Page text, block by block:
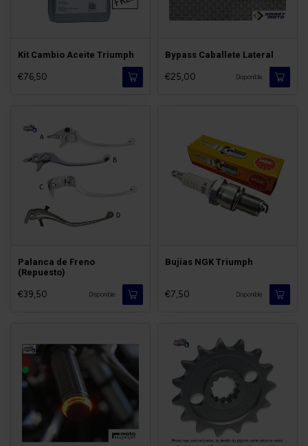
Kit Cambio Aceite Triumph
€76,50 -
Bypass Caballete Lateral
€25,00 Disponible
Palanca de Freno
(Repuesto)
€39,50 Disponible
Bujías NGK Triumph
€7,50 Disponible